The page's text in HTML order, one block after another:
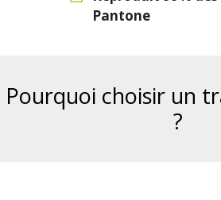
Pantone
Pourquoi choisir un
?